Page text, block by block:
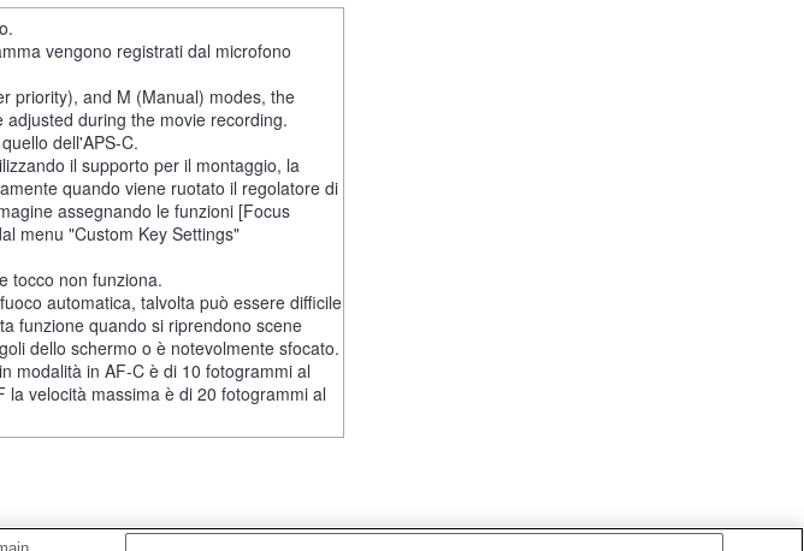
vengono registrati dal microfono
priority), and M (Manual) modes, the
during the movie recording.
dell'APS-C.
il supporto per il montaggio, la
quando viene ruotato il regolatore di
assegnando le funzioni [Focus
menu "Custom Key Settings"
tocco non funziona.
automatica, talvolta può essere difficile
funzione quando si riprendono scene
dello schermo o è notevolmente sfocato.
modalità in AF-C è di 10 fotogrammi al
velocità massima è di 20 fotogrammi al